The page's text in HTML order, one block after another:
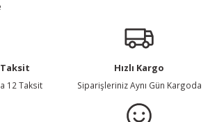
12 Taksit
Hızlı Kargo
Siparişleriniz Aynı Gün Kargoda